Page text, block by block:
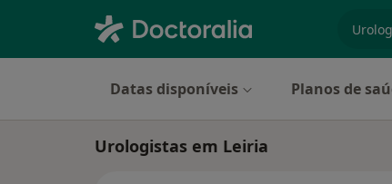
Datas disponíveis Planos de
Urologistas em Leiria